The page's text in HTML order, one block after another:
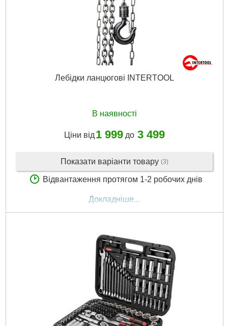
Лебідки ланцюгові INTERTOOL
В наявності
Ціни від 1 999до 3 499
Показати варіанти товару (3)
Відвантаження протягом 1-2 робочих днів
Докладніше...